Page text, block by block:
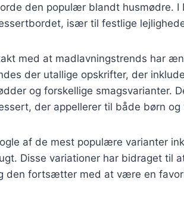
den populær blandt husmødre. I
især til festlige
med at madlavningstrends har
der utallige opskrifter, der
og forskellige smagsvarianter.
der appellerer til både børn og
af de mest populære varianter
Disse variationer har bidraget til
den fortsætter med at være en